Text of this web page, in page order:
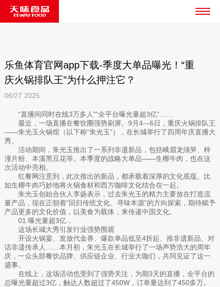
乐鱼体育官网app下载-季度大单品曝光！“重
庆火锅排队王”为什么押注它？
06/27 2025
“直播间同时在线3万多人”“全平台曝光量超3亿”……
最近，一场直播在餐饮圈强势刷屏。9月4—6日，重庆火锅排队王
——朱光玉火锅馆（以下称“朱光玉”），在长城举行了四周年庆直播大
秀。
活动期间，朱光玉推出了一系列非遗新品，包括峨眉龙须笋、梓
潼片粉、本溪黑豆花等。本季度的战略大单品——生椰牛肉，也在这
次活动中亮相。
红餐网注意到，此次推出的新品，都承载着深厚的文化底蕴。比
如生椰牛肉巧妙地将火锅食材和西方咖啡文化结合在一起。
朱光玉创始合伙人李扬表示，过去朱光玉的精力主要放在打造流
量产品，现在正朝着“回归传统文化、寻味本源”的方向探索，期待赋予
产品更多的文化价值，以美食为载体，来传递中国文化。
01.曝光量超3亿，
这场长城大秀引发行业强势围观
开设火锅宴、发放代金券、爆款单品低至4折起、推非遗新品、对
话非遗传承人……本月初，朱光玉在长城举行了一场声势浩大的周年
庆，一众头部餐饮品牌、供应链企业、行业大咖们，共同见证了这一
盛事。
在线上，这场活动也受到了强势关注，为期3天的直播，全平台的
总曝光量超过3亿，触达人数超过了450W，订单量达到了450多万。